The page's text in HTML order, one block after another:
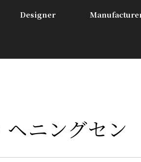
Designer
ニングセン